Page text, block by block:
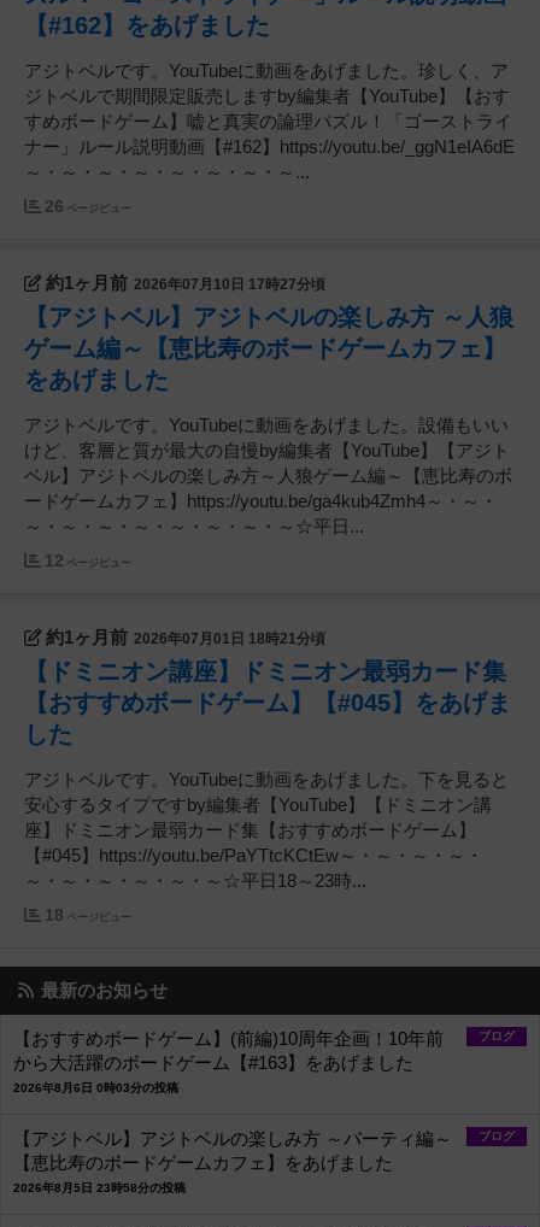
【#162】をあげました
アジトベルです。YouTubeに動画をあげました。珍しく、ア
ジトベルで期間限定販売しますby編集者【YouTube】【おす
すめボードゲーム】嘘と真実の論理パズル！「ゴーストライ
ナー」ルール説明動画【#162】https://youtu.be/_ggN1eIA6dE
～・～・～・～・～・～・～・～...
26 ページビュー
約1ヶ月前 2026年07月10日 17時27分頃
【アジトベル】アジトベルの楽しみ方 ～人狼
ゲーム編～【恵比寿のボードゲームカフェ】
をあげました
アジトベルです。YouTubeに動画をあげました。設備もいい
けど、客層と質が最大の自慢by編集者【YouTube】【アジト
ベル】アジトベルの楽しみ方～人狼ゲーム編～【恵比寿のボ
ードゲームカフェ】https://youtu.be/ga4kub4Zmh4～・～・
～・～・～・～・～・～・～・～☆平日...
12 ページビュー
約1ヶ月前 2026年07月01日 18時21分頃
【ドミニオン講座】ドミニオン最弱カード集
【おすすめボードゲーム】【#045】をあげま
した
アジトベルです。YouTubeに動画をあげました。下を見ると
安心するタイプですby編集者【YouTube】【ドミニオン講
座】ドミニオン最弱カード集【おすすめボードゲーム】
【#045】https://youtu.be/PaYTtcKCtEw～・～・～・～・
～・～・～・～・～・～☆平日18～23時...
18 ページビュー
最新のお知らせ
ブログ
【おすすめボードゲーム】(前編)10周年企画！10年前
から大活躍のボードゲーム【#163】をあげました
2026年8月6日 0時03分の投稿
ブログ
【アジトベル】アジトベルの楽しみ方 ～パーティ編～
【恵比寿のボードゲームカフェ】をあげました
2026年8月5日 23時58分の投稿